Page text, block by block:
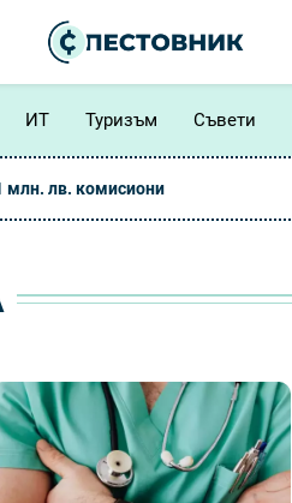
ИТ Туризъм Съвети
млн. лв. комисиони